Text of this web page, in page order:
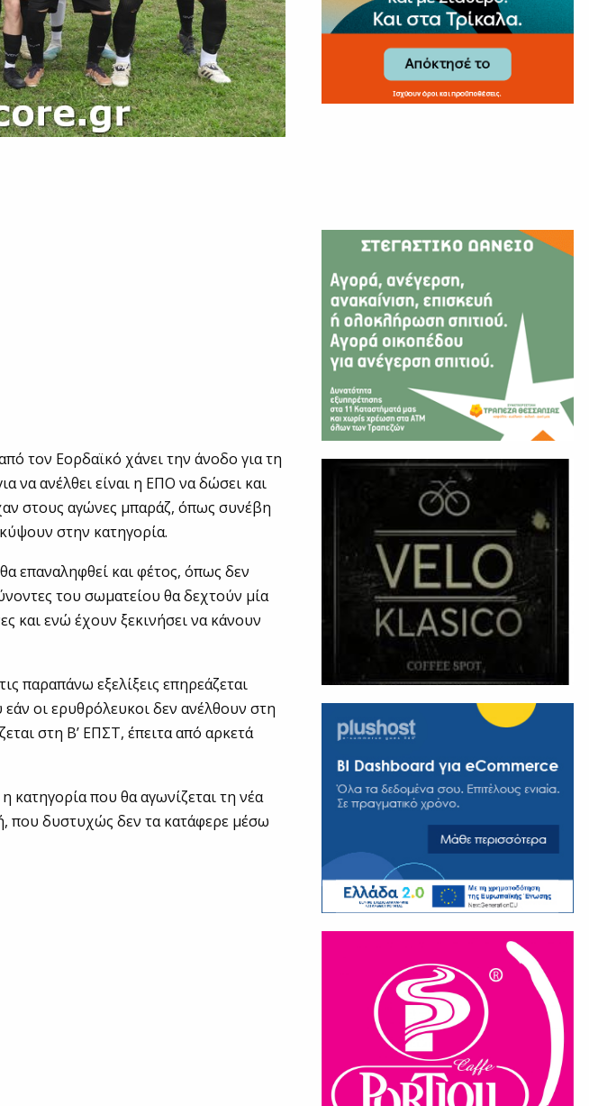
τον Εορδαϊκό χάνει την άνοδο για τη
να ανέλθει είναι η ΕΠΟ να δώσει και
στους αγώνες μπαράζ, όπως συνέβη
στην κατηγορία.
επαναληφθεί και φέτος, όπως δεν
του σωματείου θα δεχτούν μία
και ενώ έχουν ξεκινήσει να κάνουν
παραπάνω εξελίξεις επηρεάζεται
οι ερυθρόλευκοι δεν ανέλθουν στη
στη Β’ ΕΠΣΤ, έπειτα από αρκετά
κατηγορία που θα αγωνίζεται τη νέα
που δυστυχώς δεν τα κατάφερε μέσω